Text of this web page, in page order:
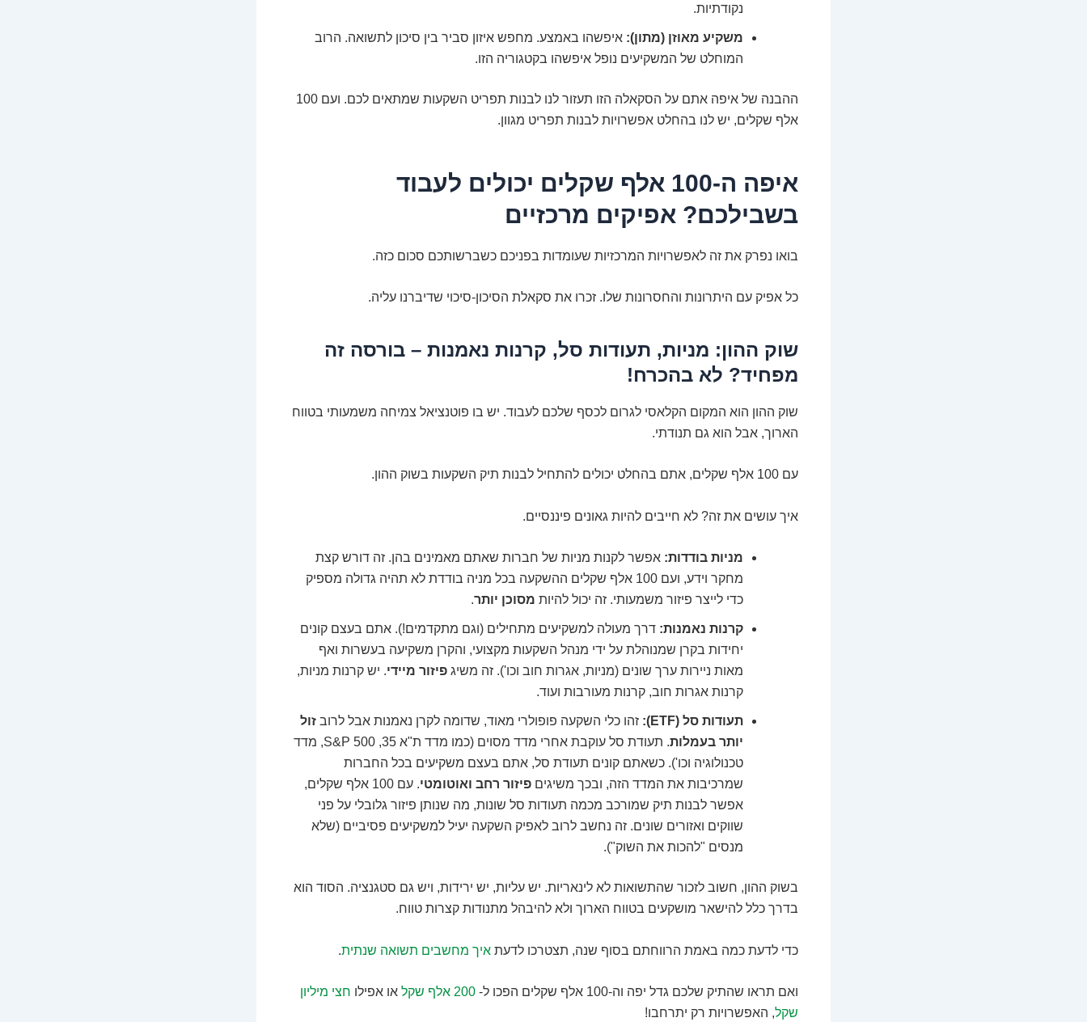
נקודתיות.
משקיע מאוזן (מתון): איפשהו באמצע. מחפש איזון סביר בין סיכון לתשואה. הרוב
המוחלט של המשקיעים נופל איפשהו בקטגוריה הזו.
ההבנה של איפה אתם על הסקאלה הזו תעזור לנו לבנות תפריט השקעות שמתאים לכם. ועם 100
אלף שקלים, יש לנו בהחלט אפשרויות לבנות תפריט מגוון.
איפה ה-100 אלף שקלים יכולים לעבוד
בשבילכם? אפיקים מרכזיים
בואו נפרק את זה לאפשרויות המרכזיות שעומדות בפניכם כשברשותכם סכום כזה.
כל אפיק עם היתרונות והחסרונות שלו. זכרו את סקאלת הסיכון-סיכוי שדיברנו עליה.
שוק ההון: מניות, תעודות סל, קרנות נאמנות – בורסה זה
מפחיד? לא בהכרח!
שוק ההון הוא המקום הקלאסי לגרום לכסף שלכם לעבוד. יש בו פוטנציאל צמיחה משמעותי בטווח
הארוך, אבל הוא גם תנודתי.
עם 100 אלף שקלים, אתם בהחלט יכולים להתחיל לבנות תיק השקעות בשוק ההון.
איך עושים את זה? לא חייבים להיות גאונים פיננסיים.
מניות בודדות: אפשר לקנות מניות של חברות שאתם מאמינים בהן. זה דורש קצת
מחקר וידע, ועם 100 אלף שקלים ההשקעה בכל מניה בודדת לא תהיה גדולה מספיק
כדי לייצר פיזור משמעותי. זה יכול להיות מסוכן יותר.
קרנות נאמנות: דרך מעולה למשקיעים מתחילים (וגם מתקדמים!). אתם בעצם קונים
יחידות בקרן שמנוהלת על ידי מנהל השקעות מקצועי, והקרן משקיעה בעשרות ואף
מאות ניירות ערך שונים (מניות, אגרות חוב וכו'). זה משיג פיזור מיידי. יש קרנות מניות,
קרנות אגרות חוב, קרנות מעורבות ועוד.
תעודות סל (ETF): זהו כלי השקעה פופולרי מאוד, שדומה לקרן נאמנות אבל לרוב זול
יותר בעמלות
. תעודת סל עוקבת אחרי מדד מסוים (כמו מדד ת"א 35, S&P 500, מדד
טכנולוגיה וכו'). כשאתם קונים תעודת סל, אתם בעצם משקיעים בכל החברות
שמרכיבות את המדד הזה, ובכך משיגים פיזור רחב ואוטומטי
. עם 100 אלף שקלים,
אפשר לבנות תיק שמורכב מכמה תעודות סל שונות, מה שנותן פיזור גלובלי על פני
שווקים ואזורים שונים. זה נחשב לרוב לאפיק השקעה יעיל למשקיעים פסיביים (שלא
מנסים "להכות את השוק").
בשוק ההון, חשוב לזכור שהתשואות לא לינאריות. יש עליות, יש ירידות, ויש גם סטגנציה. הסוד הוא
בדרך כלל להישאר מושקעים בטווח הארוך ולא להיבהל מתנודות קצרות טווח.
כדי לדעת כמה באמת הרווחתם בסוף שנה, תצטרכו לדעת איך מחשבים תשואה שנתית.
ואם תראו שהתיק שלכם גדל יפה וה-100 אלף שקלים הפכו ל- 200 אלף שקל או אפילו חצי מיליון
שקל, האפשרויות רק יתרחבו!